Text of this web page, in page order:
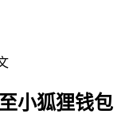
小狐狸钱包